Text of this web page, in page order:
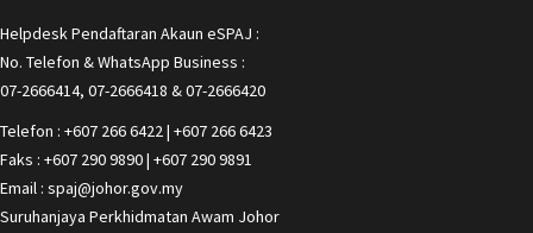
Helpdesk Pendaftaran Akaun eSPAJ :
No. Telefon & WhatsApp Business :
07-2666414, 07-2666418 & 07-2666420
Telefon : +607 266 6422 | +607 266 6423
Faks : +607 290 9890 | +607 290 9891
Email : spaj@johor.gov.my
Suruhanjaya Perkhidmatan Awam Johor